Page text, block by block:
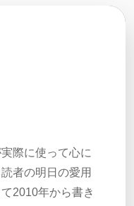
際に使って心に
者の明日の愛用
2010年から書き